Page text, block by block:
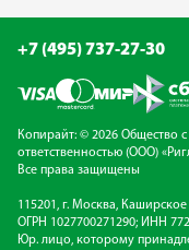
+7 (495) 737-27-30
Копирайт: © 2026 Общество
ответственностью (ООО)
Все права защищены
115201, г. Москва, Каширское
ОГРН 1027700271290; ИНН
Юр. лицо, которому